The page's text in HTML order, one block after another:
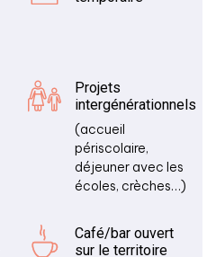
Projets
intergénérationnels
(accueil
périscolaire,
déjeuner avec les
écoles, crèches…)
Café/bar ouvert
sur le territoire